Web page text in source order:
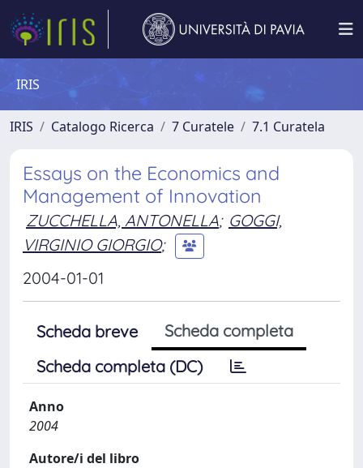
IRIS
IRIS Catalogo Ricerca 7 Curatele 7.1 Curatela
Essays on the Economics and
Management of Innovation
ZUCCHELLA, ANTONELLA; GOGGI,
VIRGINIO GIORGIO;
2004-01-01
Scheda breve
Scheda completa
Scheda completa (DC)
Anno
2004
Autore/i del libro